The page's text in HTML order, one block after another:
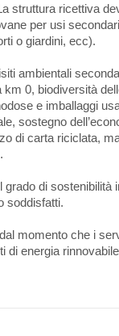
struttura ricettiva
per usi secondari
o giardini, ecc).
ambientali
km 0, biodiversità
e imballaggi
sostegno
di carta riciclata,
grado di sostenibilità
soddisfatti.
momento che i
di energia